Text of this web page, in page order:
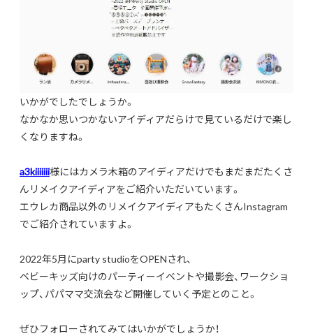
いかがでしたでしょうか。
なかなか思いつかないアイディアだらけで見ているだけで楽し
くなりますね。
a3kiiiiiii様にはカメラ木箱のアイディアだけでもまだまだたくさ
んリメイクアイディアをご紹介いただいています。
エウレカ商品以外のリメイクアイディアもたくさんInstagram
でご紹介されていますよ。
2022年5月にparty studioをOPENされ、
ベビーキッズ向けのパーティ ーイベントや撮影会、ワークショ
ップ、 パパママ交流会など開催していく予定とのこと。
ぜひフォローされてみてはいかがでしょうか！